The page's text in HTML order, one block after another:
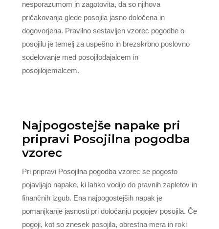
nesporazumom in zagotovita, da so njihova
pričakovanja glede posojila jasno določena in
dogovorjena. Pravilno sestavljen vzorec pogodbe o
posojilu je temelj za uspešno in brezskrbno poslovno
sodelovanje med posojilodajalcem in
posojilojemalcem.
Najpogostejše napake pri
pripravi Posojilna pogodba
vzorec
Pri pripravi Posojilna pogodba vzorec se pogosto
pojavljajo napake, ki lahko vodijo do pravnih zapletov in
finančnih izgub. Ena najpogostejših napak je
pomanjkanje jasnosti pri določanju pogojev posojila. Če
pogoji, kot so znesek posojila, obrestna mera in roki